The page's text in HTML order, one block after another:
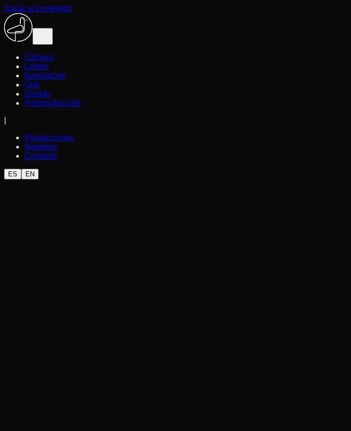
Saltar al contenido
Cámara
Lentes
Iluminación
Grip
Sonido
Postproducción
Producciones
Nosotros
Contacto
ES EN